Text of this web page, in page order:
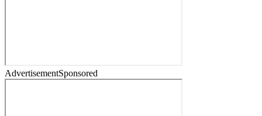
AdvertisementSponsored